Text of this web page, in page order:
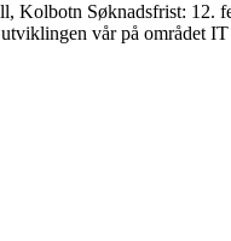
Søknadsfrist: 12.
vår på området